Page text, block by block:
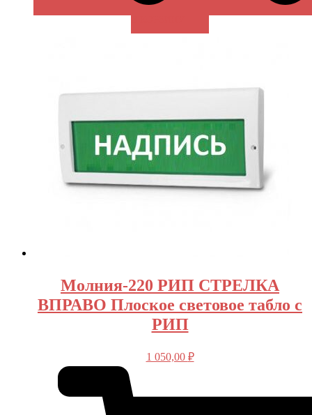
Молния-220 РИП СТРЕЛКА
ВПРАВО Плоское световое табло с
РИП
1 050,00 ₽